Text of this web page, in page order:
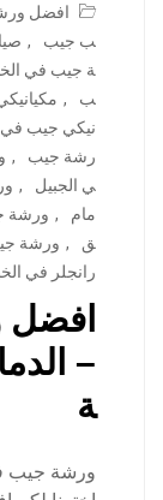
افضل
ب جيب
,
ة جيب في
ب
,
نيكي جيب في
رشة جيب
,
ي الجبيل
,
مام
, ورشة
ق
, ورشة
رانجلر في
افضل
–
ة
ورشة جيب